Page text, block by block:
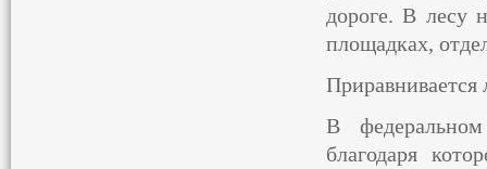
дороге. В лесу
площадках,
Приравнивается
В федеральном
благодаря